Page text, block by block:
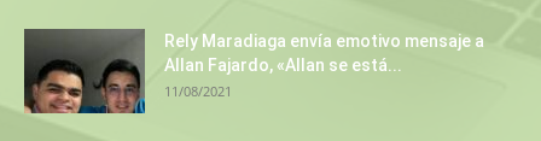
Rely Maradiaga envía emotivo mensaje a
Allan Fajardo, «Allan se está...
11/08/2021